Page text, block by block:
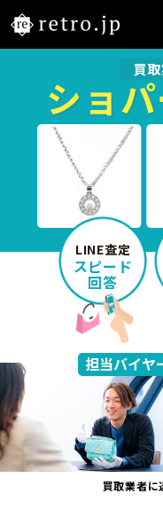
買
ショ
LINE査定
スピード
回答
担当バイヤ
買取業者に